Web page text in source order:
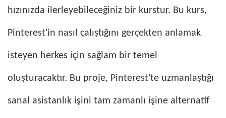
hızınızda ilerleyebileceğiniz bir kurstur. Bu kurs,
Pinterest'in nasıl çalıştığını gerçekten anlamak
isteyen herkes için sağlam bir temel
oluşturacaktır. Bu proje, Pinterest'te uzmanlaştığı
sanal asistanlık işini tam zamanlı işine alternatif